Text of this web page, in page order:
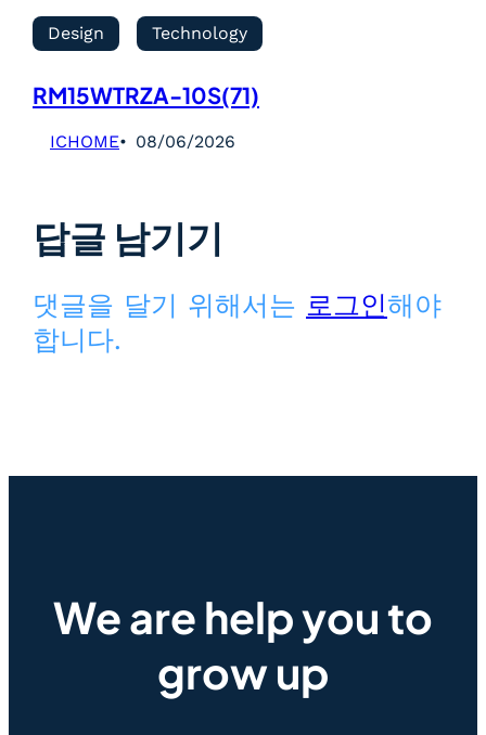
Design Technology
RM15WTRZA-10S(71)
ICHOME 08/06/2026
답글 남기기
댓글을 달기 위해서는 로그인해야
합니다.
We are help you to
grow up